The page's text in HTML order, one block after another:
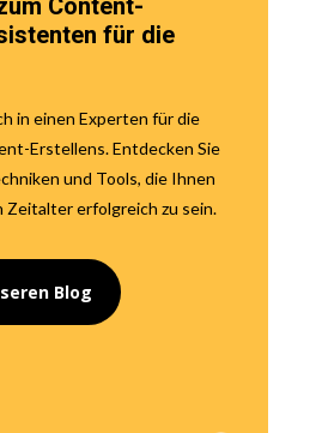
für die
in einen Experten für die
Erstellens. Entdecken Sie
und Tools, die Ihnen
Zeitalter erfolgreich zu sein.
Blog